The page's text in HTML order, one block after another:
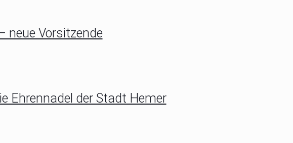
neue Vorsitzende
Ehrennadel der Stadt Hemer